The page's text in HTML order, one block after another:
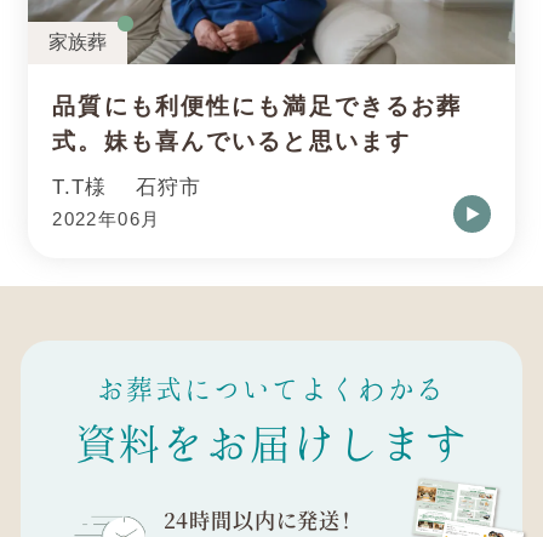
家族葬
品質にも利便性にも満足できるお葬
式。妹も喜んでいると思います
T.T様 石狩市
2022年06月
お葬式についてよくわかる
資料をお届けします
24時間以内に発送！